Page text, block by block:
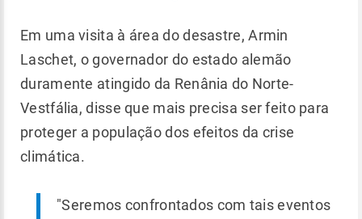
Em uma visita à área do desastre, Armin
Laschet, o governador do estado alemão
duramente atingido da Renânia do Norte-
Vestfália, disse que mais precisa ser feito para
proteger a população dos efeitos da crise
climática.
"Seremos confrontados com tais eventos